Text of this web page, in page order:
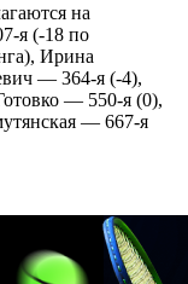
на
я (-18 по
Ирина
— 364-я (-4),
— 550-я (0),
— 667-я